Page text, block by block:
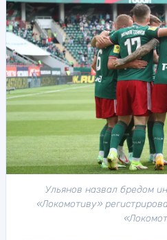
Ульянов назвал бредом
«Локомотиву»